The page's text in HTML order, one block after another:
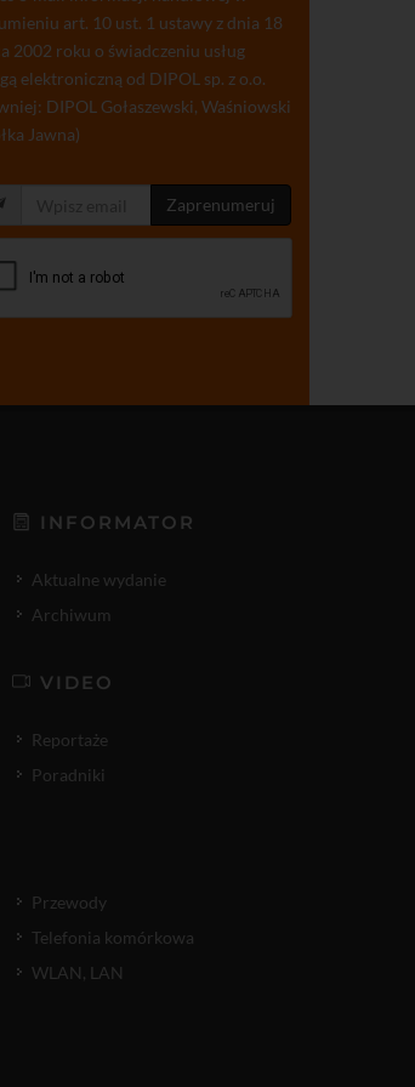
art. 10 ust. 1 ustawy z dnia 18
2002 roku o świadczeniu usług
elektroniczną od DIPOL sp. z o.o.
DIPOL Gołaszewski, Waśniowski
Jawna)
Zaprenumeruj
INFORMATOR
Aktualne wydanie
Archiwum
VIDEO
Reportaże
Poradniki
Przewody
Telefonia komórkowa
WLAN, LAN